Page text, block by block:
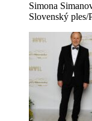
Simona
Slovenský ples/